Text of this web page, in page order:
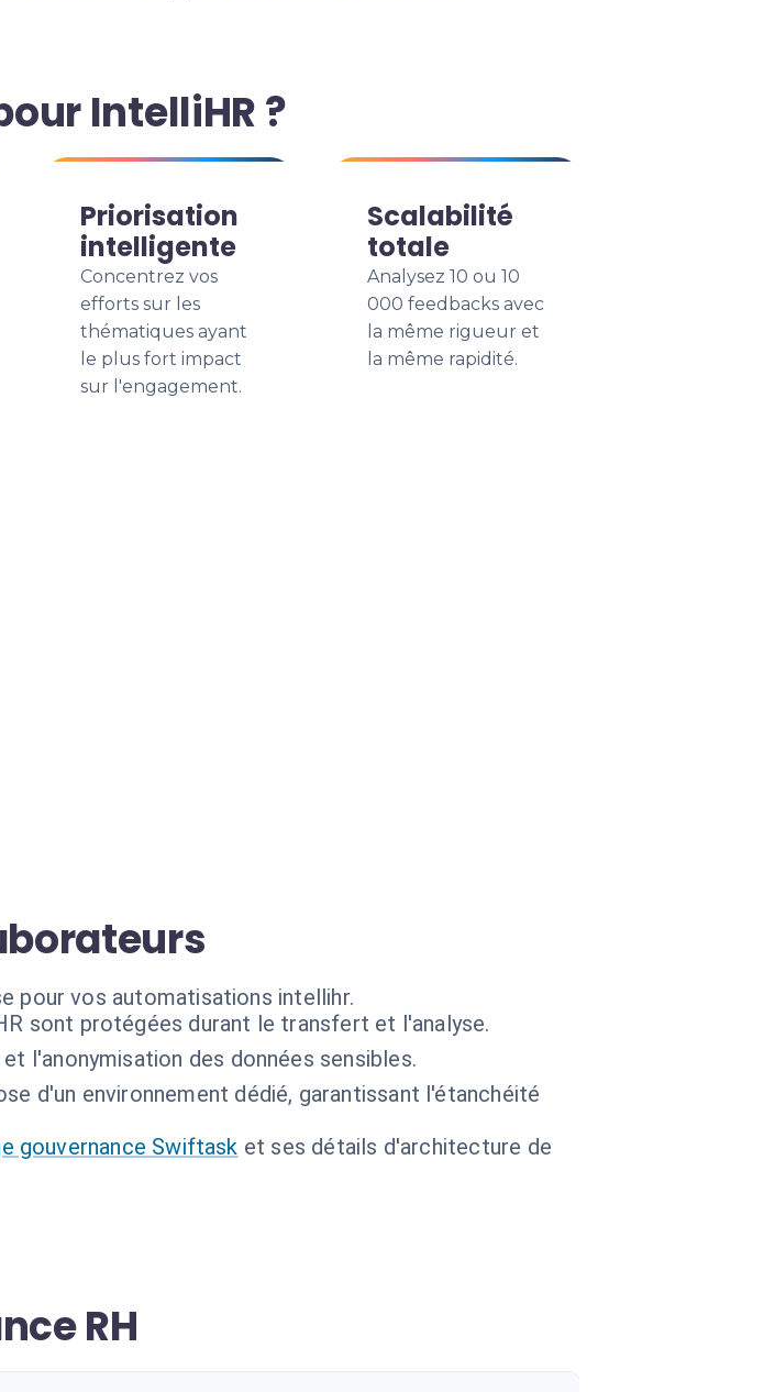
IntelliHR ?
Priorisation
intelligente
Concentrez vos
efforts sur les
thématiques ayant
le plus fort impact
sur l'engagement.
Scalabilité
totale
Analysez 10 ou 10
000 feedbacks avec
la même rigueur et
la même rapidité.
pour vos automatisations intellihr.
sont protégées durant le transfert et l'analyse.
l'anonymisation des données sensibles.
d'un environnement dédié, garantissant l'étanchéité
gouvernance Swiftask et ses détails d'architecture de
RH